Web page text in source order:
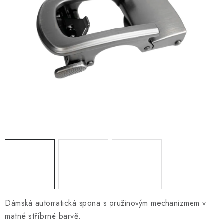
KONTAKTY
Obchodní podmínky Moje objednávka
Zakázková výroba
Dámská automatická spona s pružinovým mechanizmem v
matné stříbrné barvě.